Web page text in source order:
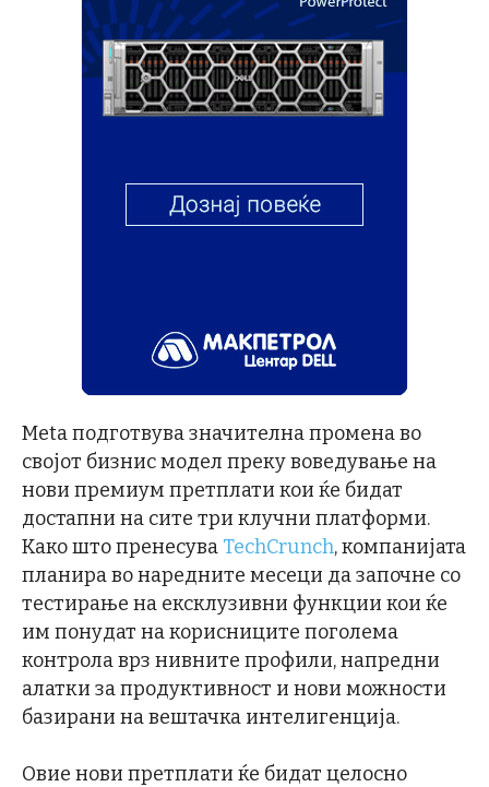
Meta подготвува значителна промена во
својот бизнис модел преку воведување на
нови премиум претплати кои ќе бидат
достапни на сите три клучни платформи.
Како што пренесува TechCrunch, компанијата
планира во наредните месеци да започне со
тестирање на ексклузивни функции кои ќе
им понудат на корисниците поголема
контрола врз нивните профили, напредни
алатки за продуктивност и нови можности
базирани на вештачка интелигенција.
Овие нови претплати ќе бидат целосно